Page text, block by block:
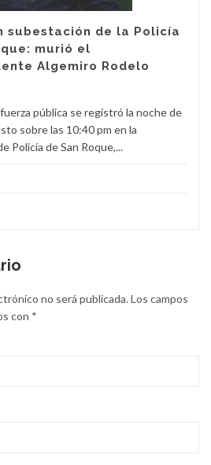
subestación de la Policía
murió el
Algemiro Rodelo
pública se registró la noche de
sobre las 10:40 pm en la
Policía de San Roque,...
no será publicada.Los campos
con *